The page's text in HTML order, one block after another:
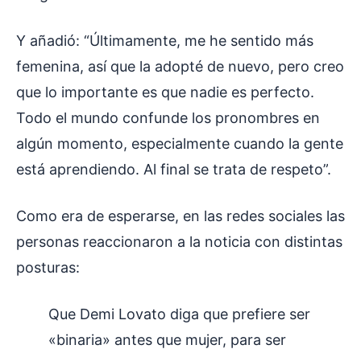
Y añadió: “Últimamente, me he sentido más
femenina, así que la adopté de nuevo, pero creo
que lo importante es que nadie es perfecto.
Todo el mundo confunde los pronombres en
algún momento, especialmente cuando la gente
está aprendiendo. Al final se trata de respeto”.
Como era de esperarse, en las redes sociales las
personas reaccionaron a la noticia con distintas
posturas:
Que Demi Lovato diga que prefiere ser
«binaria» antes que mujer, para ser